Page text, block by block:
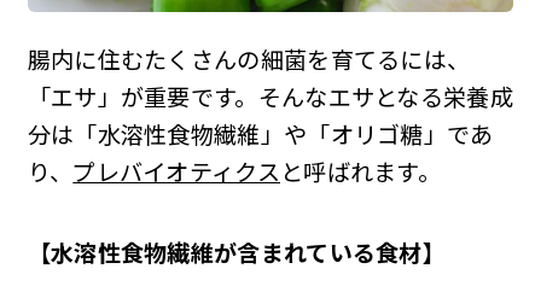
腸内に住むたくさんの細菌を育てるには、
「エサ」が重要です。そんなエサとなる栄養成
分は「水溶性食物繊維」や「オリゴ糖」であ
り、 プレバイオティクス と呼ばれます。
【水溶性食物繊維が含まれている食材】